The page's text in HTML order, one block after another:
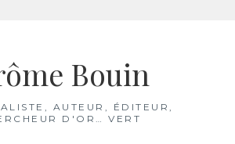
Bouin
AUTEUR, ÉDITEUR,
D'OR… VERT